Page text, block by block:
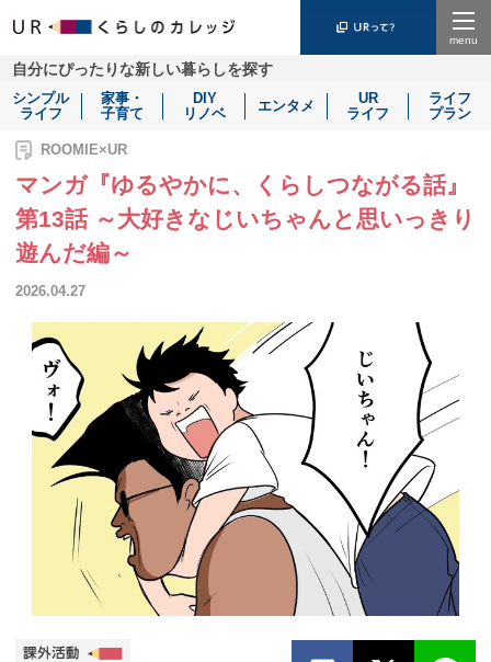
自分にぴったりな新しい暮らしを探す
シンプル
ライフ
家事・
子育て
DIY
リノベ
エンタメ
UR
ライフ
ライフ
プラン
ROOMIE×UR
マンガ『ゆるやかに、くらしつながる話』
第13話 ～大好きなじいちゃんと思いっきり
遊んだ編～
2026.04.27